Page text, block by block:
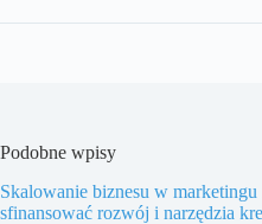
Podobne wpisy
Skalowanie biznesu w
sfinansować rozwój i narzędzia